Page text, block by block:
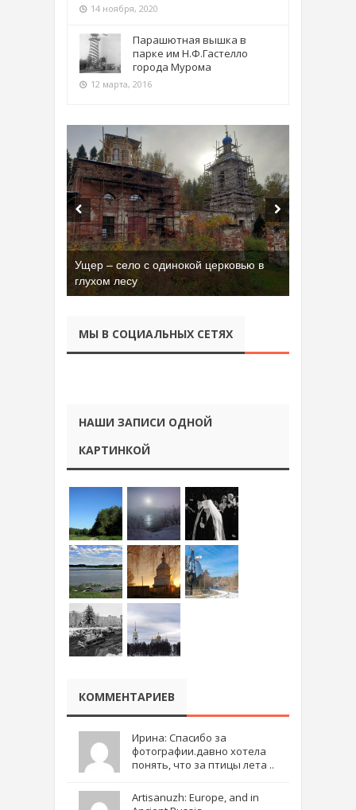
14 ноября, 2020
Парашютная вышка в
парке им Н.Ф.Гастелло
города Мурома
12 марта, 2016
Ущер – село с одинокой церковью в
глухом лесу
МЫ В СОЦИАЛЬНЫХ СЕТЯХ
НАШИ ЗАПИСИ ОДНОЙ
КАРТИНКОЙ
КОММЕНТАРИЕВ
Ирина: Спасибо за
фотографии.давно хотела
понять, что за птицы лета ..
Artisanuzh: Europe, and in